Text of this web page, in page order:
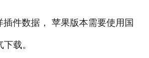
件数据， 苹果版本需要使用国
载。